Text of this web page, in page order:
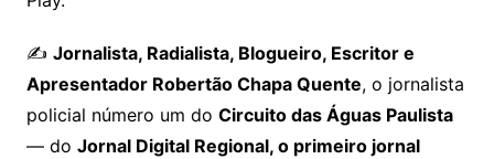
✍️ Jornalista, Radialista, Blogueiro, Escritor e
Apresentador Robertão Chapa Quente, o jornalista
policial número um do Circuito das Águas Paulista
— do Jornal Digital Regional, o primeiro jornal